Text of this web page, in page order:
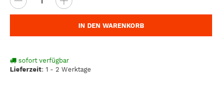
IN DEN WARENKORB
sofort verfügbar
Lieferzeit: 1 - 2 Werktage